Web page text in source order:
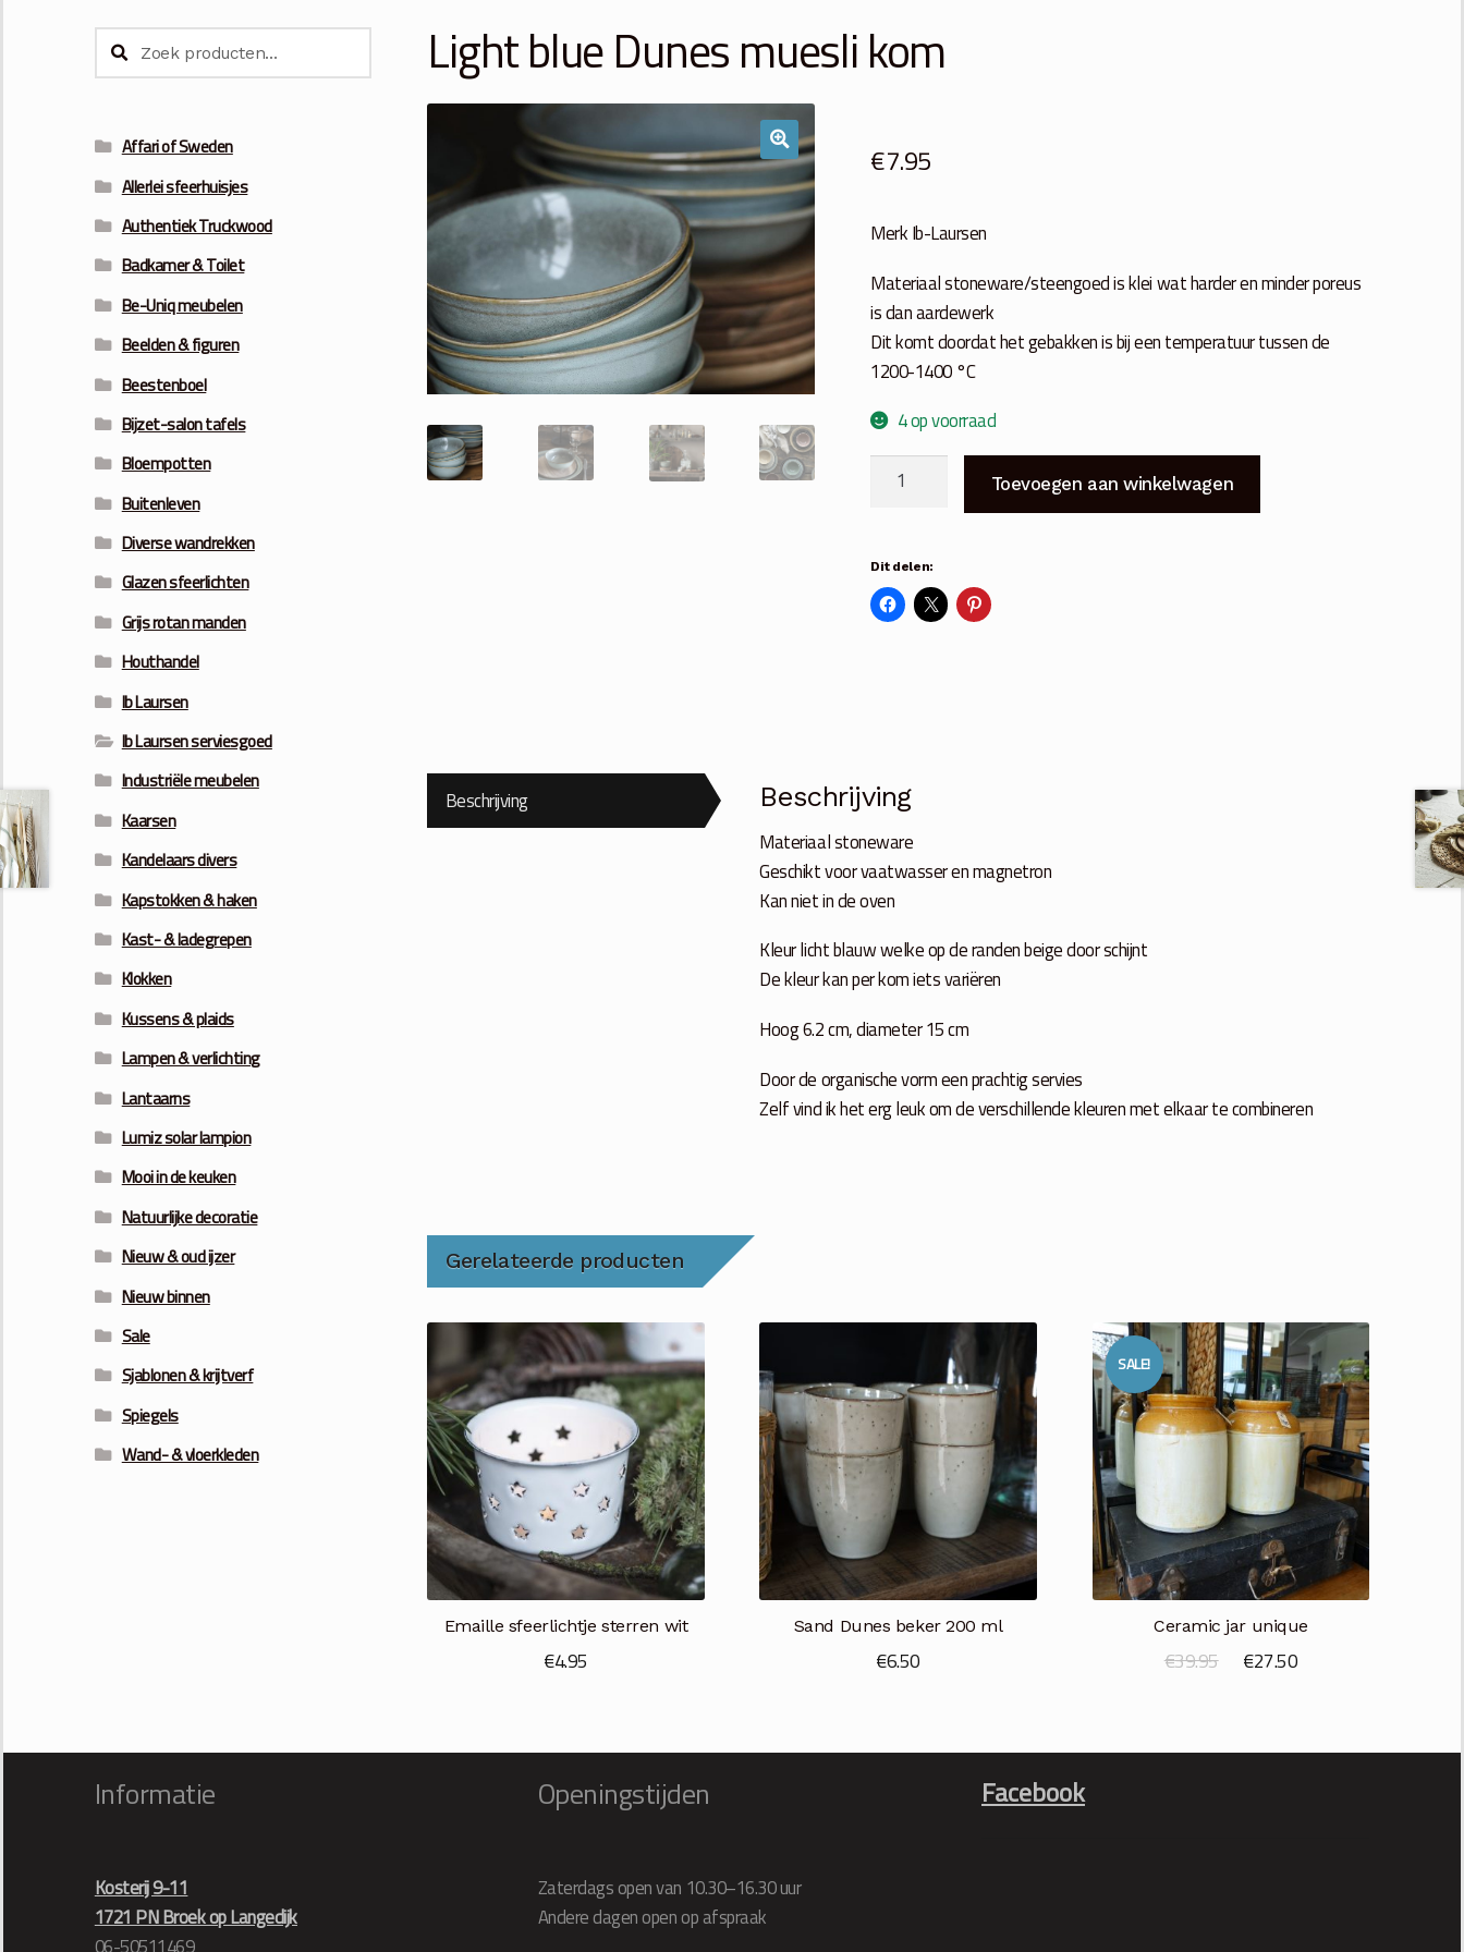
Light blue Dunes muesli kom
€7.95
Merk Ib-Laursen
Materiaal stoneware/steengoed is klei wat harder en minder poreus
is dan aardewerk
Dit komt doordat het gebakken is bij een temperatuur tussen de
1200-1400 °C
4 op voorraad
Light
muesli
kom
aantal
Toevoegen aan winkelwagen
Dit delen:
Beschrijving Beschrijving
Materiaal stoneware
Geschikt voor vaatwasser en magnetron
Kan niet in de oven
Kleur licht blauw welke op de randen beige door schijnt
De kleur kan per kom iets variëren
Hoog 6.2 cm, diameter 15 cm
Door de organische vorm een prachtig servies
Zelf vind ik het erg leuk om de verschillende kleuren met elkaar te combineren
Gerelateerde producten
Emaille sfeerlichtje sterren wit
€4.95
Sand Dunes beker 200 ml
€6.50
Ceramic jar unique
SALE!
€39.95
Oorspronkelijke
€39.95.
€27.50Huidige
€27.50.
Zoeken
naar:Zoeken
Affari of Sweden
Allerlei sfeerhuisjes
Authentiek Truckwood
Badkamer & Toilet
Be-Uniq meubelen
Beelden & figuren
Beestenboel
Bijzet-salon tafels
Bloempotten
Buitenleven
Diverse wandrekken
Glazen sfeerlichten
Grijs rotan manden
Houthandel
Ib Laursen
Ib Laursen serviesgoed
Industriële meubelen
Kaarsen
Kandelaars divers
Kapstokken & haken
Kast- & ladegrepen
Klokken
Kussens & plaids
Lampen & verlichting
Lantaarns
Lumiz solar lampion
Mooi in de keuken
Natuurlijke decoratie
Nieuw & oud ijzer
Nieuw binnen
Sale
Sjablonen & krijtverf
Spiegels
Wand- & vloerkleden
Informatie
Kosterij 9-11
1721 PN Broek op Langedijk
06-50511469
Openingstijden
Zaterdags open van 10.30–16.30 uur
Andere dagen open op afspraak
Facebook